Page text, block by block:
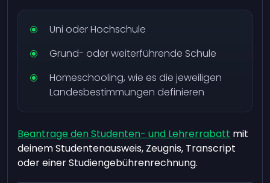
Uni oder Hochschule
Grund- oder weiterführende Schule
Homeschooling, wie es die jeweiligen
Landesbestimmungen definieren
Beantrage den Studenten- und Lehrerrabatt mit
deinem Studentenausweis, Zeugnis, Transcript
oder einer Studiengebührenrechnung.